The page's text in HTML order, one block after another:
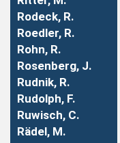
Rodeck, R.
Roedler, R.
Rohn, R.
Rosenberg, J.
Rudnik, R.
Rudolph, F.
Ruwisch, C.
Rädel, M.